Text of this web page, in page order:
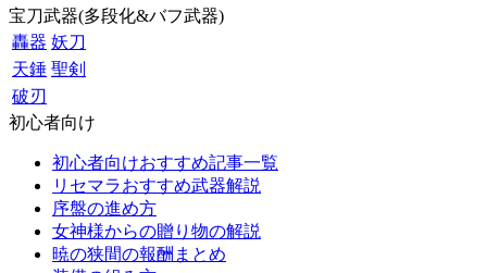
宝刀武器(多段化&バフ武器)
轟器 妖刀
天錘 聖剣
破刃
初心者向け
初心者向けおすすめ記事一覧
リセマラおすすめ武器解説
序盤の進め方
女神様からの贈り物の解説
暁の狭間の報酬まとめ